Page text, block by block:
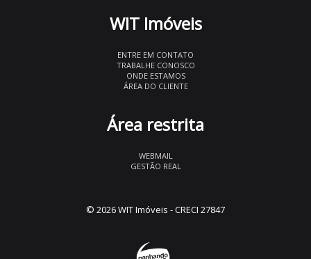
WIT Imóveis
ENTRE EM CONTATO
TRABALHE CONOSCO
ONDE ESTAMOS
ÁREA DO CLIENTE
Área restrita
WEBMAIL
GESTÃO REAL
© 2026 WIT Imóveis - CRECI 27847